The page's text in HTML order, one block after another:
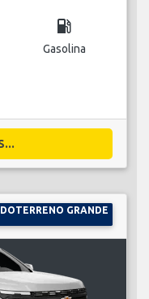
local_gas_station
Gasolina
GRANDE